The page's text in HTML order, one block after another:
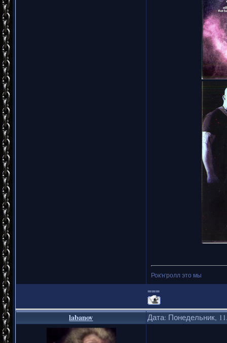
Рок'н'ролл это мы
===
labanov Дата: Понедельник,